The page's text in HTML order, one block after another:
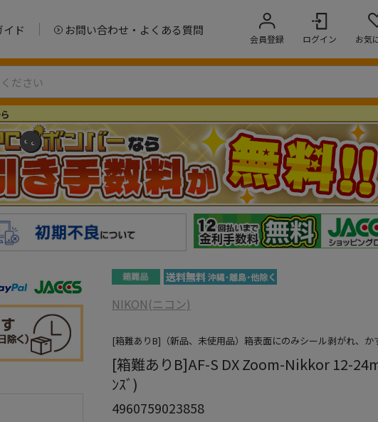
イド お問い合わせ・よくある質問
会員登録 ログイン お気
NIKON(ニコン)
[箱難ありB]（新品、未使用品）箱表面にのみシール剥がれ、か
[箱難ありB]AF-S DX Zoom-Nikkor 12-
ﾝｽﾞ)
4960759023858